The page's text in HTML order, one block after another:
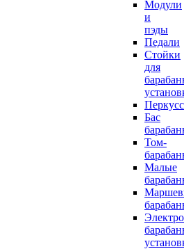
Модули
и
пэды
Педали
Стойки
для
Бас
Том-
Малые